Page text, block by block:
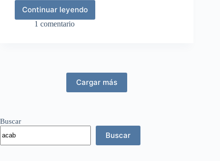
Continuar leyendo
David
censa
1 comentario
Cargar más
Buscar
Buscar